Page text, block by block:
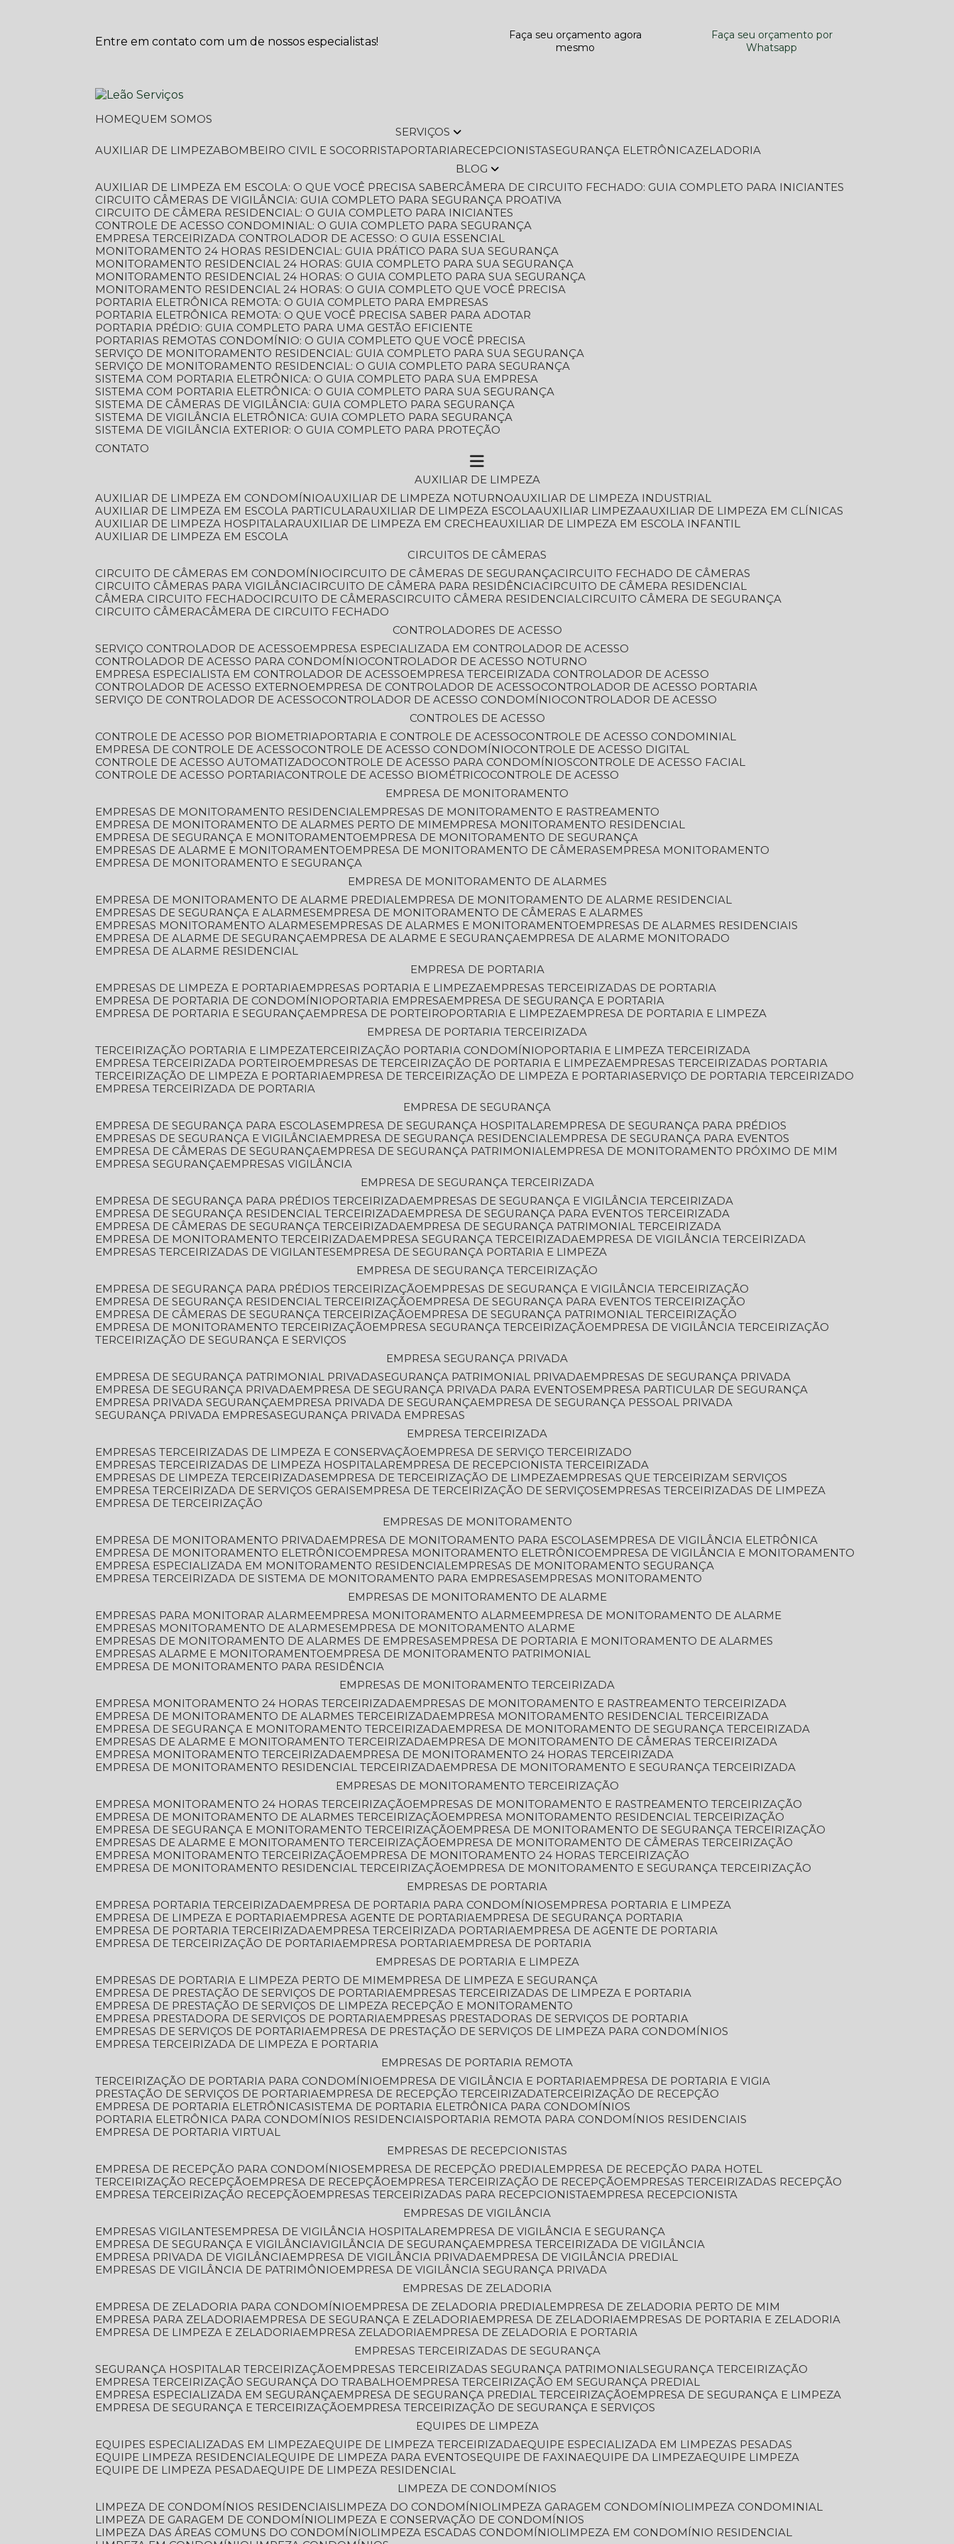
Entre em contato com um de nossos especialistas!
Faça seu orçamento agora
mesmo
Faça seu orçamento por
Whatsapp
HOME
QUEM SOMOS
SERVIÇOS
AUXILIAR DE LIMPEZA
BOMBEIRO CIVIL E SOCORRISTA PORTARIA RECEPCIONISTA SEGURANÇA ELETRÔNICA
ZELADORIA
BLOG
AUXILIAR DE LIMPEZA EM ESCOLA: O QUE VOCÊ PRECISA SABER
CÂMERA DE CIRCUITO FECHADO: GUIA COMPLETO PARA INICIANTES
CIRCUITO CÂMERAS DE VIGILÂNCIA: GUIA COMPLETO PARA SEGURANÇA PROATIVA
CIRCUITO DE CÂMERA RESIDENCIAL: O GUIA COMPLETO PARA INICIANTES
CONTROLE DE ACESSO CONDOMINIAL: O GUIA COMPLETO PARA SEGURANÇA
EMPRESA TERCEIRIZADA CONTROLADOR DE ACESSO: O GUIA ESSENCIAL
MONITORAMENTO 24 HORAS RESIDENCIAL: GUIA PRÁTICO PARA SUA SEGURANÇA
MONITORAMENTO RESIDENCIAL 24 HORAS: GUIA COMPLETO PARA SUA SEGURANÇA
MONITORAMENTO RESIDENCIAL 24 HORAS: O GUIA COMPLETO PARA SUA SEGURANÇA
MONITORAMENTO RESIDENCIAL 24 HORAS: O GUIA COMPLETO QUE VOCÊ PRECISA
PORTARIA ELETRÔNICA REMOTA: O GUIA COMPLETO PARA EMPRESAS
PORTARIA ELETRÔNICA REMOTA: O QUE VOCÊ PRECISA SABER PARA ADOTAR
PORTARIA PRÉDIO: GUIA COMPLETO PARA UMA GESTÃO EFICIENTE
PORTARIAS REMOTAS CONDOMÍNIO: O GUIA COMPLETO QUE VOCÊ PRECISA
SERVIÇO DE MONITORAMENTO RESIDENCIAL: GUIA COMPLETO PARA SUA SEGURANÇA
SERVIÇO DE MONITORAMENTO RESIDENCIAL: O GUIA COMPLETO PARA SEGURANÇA
SISTEMA COM PORTARIA ELETRÔNICA: O GUIA COMPLETO PARA SUA EMPRESA
SISTEMA COM PORTARIA ELETRÔNICA: O GUIA COMPLETO PARA SUA SEGURANÇA
SISTEMA DE CÂMERAS DE VIGILÂNCIA: GUIA COMPLETO PARA SEGURANÇA
SISTEMA DE VIGILÂNCIA ELETRÔNICA: GUIA COMPLETO PARA SEGURANÇA
SISTEMA DE VIGILÂNCIA EXTERIOR: O GUIA COMPLETO PARA PROTEÇÃO
CONTATO
AUXILIAR DE LIMPEZA
AUXILIAR DE LIMPEZA EM CONDOMÍNIO
AUXILIAR DE LIMPEZA NOTURNO
AUXILIAR DE LIMPEZA INDUSTRIAL
AUXILIAR DE LIMPEZA EM ESCOLA PARTICULAR
AUXILIAR DE LIMPEZA ESCOLA AUXILIAR LIMPEZA
AUXILIAR DE LIMPEZA EM CLÍNICAS
AUXILIAR DE LIMPEZA HOSPITALAR
AUXILIAR DE LIMPEZA EM CRECHE
AUXILIAR DE LIMPEZA EM ESCOLA INFANTIL
AUXILIAR DE LIMPEZA EM ESCOLA
CIRCUITOS DE CÂMERAS
CIRCUITO DE CÂMERAS EM CONDOMÍNIO
CIRCUITO DE CÂMERAS DE SEGURANÇA
CIRCUITO FECHADO DE CÂMERAS
CIRCUITO CÂMERAS PARA VIGILÂNCIA
CIRCUITO DE CÂMERA PARA RESIDÊNCIA
CIRCUITO DE CÂMERA RESIDENCIAL
CÂMERA CIRCUITO FECHADO
CIRCUITO DE CÂMERAS CIRCUITO CÂMERA RESIDENCIAL
CIRCUITO CÂMERA DE SEGURANÇA
CIRCUITO CÂMERA
CÂMERA DE CIRCUITO FECHADO
CONTROLADORES DE ACESSO
SERVIÇO CONTROLADOR DE ACESSO
EMPRESA ESPECIALIZADA EM CONTROLADOR DE ACESSO
CONTROLADOR DE ACESSO PARA CONDOMÍNIO
CONTROLADOR DE ACESSO NOTURNO
EMPRESA ESPECIALISTA EM CONTROLADOR DE ACESSO
EMPRESA TERCEIRIZADA CONTROLADOR DE ACESSO
CONTROLADOR DE ACESSO EXTERNO
EMPRESA DE CONTROLADOR DE ACESSO
CONTROLADOR DE ACESSO PORTARIA
SERVIÇO DE CONTROLADOR DE ACESSO
CONTROLADOR DE ACESSO CONDOMÍNIO
CONTROLADOR DE ACESSO
CONTROLES DE ACESSO
CONTROLE DE ACESSO POR BIOMETRIA
PORTARIA E CONTROLE DE ACESSO
CONTROLE DE ACESSO CONDOMINIAL
EMPRESA DE CONTROLE DE ACESSO
CONTROLE DE ACESSO CONDOMÍNIO
CONTROLE DE ACESSO DIGITAL
CONTROLE DE ACESSO AUTOMATIZADO
CONTROLE DE ACESSO PARA CONDOMÍNIOS
CONTROLE DE ACESSO FACIAL
CONTROLE DE ACESSO PORTARIA CONTROLE DE ACESSO BIOMÉTRICO
CONTROLE DE ACESSO
EMPRESA DE MONITORAMENTO
EMPRESAS DE MONITORAMENTO RESIDENCIAL
EMPRESAS DE MONITORAMENTO E RASTREAMENTO
EMPRESA DE MONITORAMENTO DE ALARMES PERTO DE MIM
EMPRESA MONITORAMENTO RESIDENCIAL
EMPRESA DE SEGURANÇA E MONITORAMENTO
EMPRESA DE MONITORAMENTO DE SEGURANÇA
EMPRESAS DE ALARME E MONITORAMENTO
EMPRESA DE MONITORAMENTO DE CÂMERAS
EMPRESA MONITORAMENTO
EMPRESA DE MONITORAMENTO E SEGURANÇA
EMPRESA DE MONITORAMENTO DE ALARMES
EMPRESA DE MONITORAMENTO DE ALARME PREDIAL
EMPRESA DE MONITORAMENTO DE ALARME RESIDENCIAL
EMPRESAS DE SEGURANÇA E ALARMES
EMPRESA DE MONITORAMENTO DE CÂMERAS E ALARMES
EMPRESAS MONITORAMENTO ALARMES
EMPRESAS DE ALARMES E MONITORAMENTO
EMPRESAS DE ALARMES RESIDENCIAIS
EMPRESA DE ALARME DE SEGURANÇA
EMPRESA DE ALARME E SEGURANÇA
EMPRESA DE ALARME MONITORADO
EMPRESA DE ALARME RESIDENCIAL
EMPRESA DE PORTARIA
EMPRESAS DE LIMPEZA E PORTARIA
EMPRESAS PORTARIA E LIMPEZA
EMPRESAS TERCEIRIZADAS DE PORTARIA
EMPRESA DE PORTARIA DE CONDOMÍNIO
PORTARIA EMPRESA
EMPRESA DE SEGURANÇA E PORTARIA
EMPRESA DE PORTARIA E SEGURANÇA
EMPRESA DE PORTEIRO PORTARIA E LIMPEZA
EMPRESA DE PORTARIA E LIMPEZA
EMPRESA DE PORTARIA TERCEIRIZADA
TERCEIRIZAÇÃO PORTARIA E LIMPEZA TERCEIRIZAÇÃO PORTARIA CONDOMÍNIO
PORTARIA E LIMPEZA TERCEIRIZADA
EMPRESA TERCEIRIZADA PORTEIRO
EMPRESAS DE TERCEIRIZAÇÃO DE PORTARIA E LIMPEZA
EMPRESAS TERCEIRIZADAS PORTARIA
TERCEIRIZAÇÃO DE LIMPEZA E PORTARIA
EMPRESA DE TERCEIRIZAÇÃO DE LIMPEZA E PORTARIA SERVIÇO DE PORTARIA TERCEIRIZADO
EMPRESA TERCEIRIZADA DE PORTARIA
EMPRESA DE SEGURANÇA
EMPRESA DE SEGURANÇA PARA ESCOLAS
EMPRESA DE SEGURANÇA HOSPITALAR
EMPRESA DE SEGURANÇA PARA PRÉDIOS
EMPRESAS DE SEGURANÇA E VIGILÂNCIA
EMPRESA DE SEGURANÇA RESIDENCIAL
EMPRESA DE SEGURANÇA PARA EVENTOS
EMPRESA DE CÂMERAS DE SEGURANÇA
EMPRESA DE SEGURANÇA PATRIMONIAL
EMPRESA DE MONITORAMENTO PRÓXIMO DE MIM
EMPRESA SEGURANÇA
EMPRESAS VIGILÂNCIA
EMPRESA DE SEGURANÇA TERCEIRIZADA
EMPRESA DE SEGURANÇA PARA PRÉDIOS TERCEIRIZADA
EMPRESAS DE SEGURANÇA E VIGILÂNCIA TERCEIRIZADA
EMPRESA DE SEGURANÇA RESIDENCIAL TERCEIRIZADA
EMPRESA DE SEGURANÇA PARA EVENTOS TERCEIRIZADA
EMPRESA DE CÂMERAS DE SEGURANÇA TERCEIRIZADA
EMPRESA DE SEGURANÇA PATRIMONIAL TERCEIRIZADA
EMPRESA DE MONITORAMENTO TERCEIRIZADA
EMPRESA SEGURANÇA TERCEIRIZADA
EMPRESA DE VIGILÂNCIA TERCEIRIZADA
EMPRESAS TERCEIRIZADAS DE VIGILANTES
EMPRESA DE SEGURANÇA PORTARIA E LIMPEZA
EMPRESA DE SEGURANÇA TERCEIRIZAÇÃO
EMPRESA DE SEGURANÇA PARA PRÉDIOS TERCEIRIZAÇÃO
EMPRESAS DE SEGURANÇA E VIGILÂNCIA TERCEIRIZAÇÃO
EMPRESA DE SEGURANÇA RESIDENCIAL TERCEIRIZAÇÃO
EMPRESA DE SEGURANÇA PARA EVENTOS TERCEIRIZAÇÃO
EMPRESA DE CÂMERAS DE SEGURANÇA TERCEIRIZAÇÃO
EMPRESA DE SEGURANÇA PATRIMONIAL TERCEIRIZAÇÃO
EMPRESA DE MONITORAMENTO TERCEIRIZAÇÃO
EMPRESA SEGURANÇA TERCEIRIZAÇÃO
EMPRESA DE VIGILÂNCIA TERCEIRIZAÇÃO
TERCEIRIZAÇÃO DE SEGURANÇA E SERVIÇOS
EMPRESA SEGURANÇA PRIVADA
EMPRESA DE SEGURANÇA PATRIMONIAL PRIVADA SEGURANÇA PATRIMONIAL PRIVADA
EMPRESAS DE SEGURANÇA PRIVADA
EMPRESA DE SEGURANÇA PRIVADA
EMPRESA DE SEGURANÇA PRIVADA PARA EVENTOS
EMPRESA PARTICULAR DE SEGURANÇA
EMPRESA PRIVADA SEGURANÇA
EMPRESA PRIVADA DE SEGURANÇA
EMPRESA DE SEGURANÇA PESSOAL PRIVADA
SEGURANÇA PRIVADA EMPRESA SEGURANÇA PRIVADA EMPRESAS
EMPRESA TERCEIRIZADA
EMPRESAS TERCEIRIZADAS DE LIMPEZA E CONSERVAÇÃO
EMPRESA DE SERVIÇO TERCEIRIZADO
EMPRESAS TERCEIRIZADAS DE LIMPEZA HOSPITALAR
EMPRESA DE RECEPCIONISTA TERCEIRIZADA
EMPRESAS DE LIMPEZA TERCEIRIZADAS
EMPRESA DE TERCEIRIZAÇÃO DE LIMPEZA
EMPRESAS QUE TERCEIRIZAM SERVIÇOS
EMPRESA TERCEIRIZADA DE SERVIÇOS GERAIS
EMPRESA DE TERCEIRIZAÇÃO DE SERVIÇOS
EMPRESAS TERCEIRIZADAS DE LIMPEZA
EMPRESA DE TERCEIRIZAÇÃO
EMPRESAS DE MONITORAMENTO
EMPRESA DE MONITORAMENTO PRIVADA
EMPRESA DE MONITORAMENTO PARA ESCOLAS
EMPRESA DE VIGILÂNCIA ELETRÔNICA
EMPRESA DE MONITORAMENTO ELETRÔNICO
EMPRESA MONITORAMENTO ELETRÔNICO
EMPRESA DE VIGILÂNCIA E MONITORAMENTO
EMPRESA ESPECIALIZADA EM MONITORAMENTO RESIDENCIAL
EMPRESAS DE MONITORAMENTO SEGURANÇA
EMPRESA TERCEIRIZADA DE SISTEMA DE MONITORAMENTO PARA EMPRESAS
EMPRESAS MONITORAMENTO
EMPRESAS DE MONITORAMENTO DE ALARME
EMPRESAS PARA MONITORAR ALARME
EMPRESA MONITORAMENTO ALARME
EMPRESA DE MONITORAMENTO DE ALARME
EMPRESAS MONITORAMENTO DE ALARMES
EMPRESA DE MONITORAMENTO ALARME
EMPRESAS DE MONITORAMENTO DE ALARMES DE EMPRESAS
EMPRESA DE PORTARIA E MONITORAMENTO DE ALARMES
EMPRESAS ALARME E MONITORAMENTO
EMPRESA DE MONITORAMENTO PATRIMONIAL
EMPRESA DE MONITORAMENTO PARA RESIDÊNCIA
EMPRESAS DE MONITORAMENTO TERCEIRIZADA
EMPRESA MONITORAMENTO 24 HORAS TERCEIRIZADA
EMPRESAS DE MONITORAMENTO E RASTREAMENTO TERCEIRIZADA
EMPRESA DE MONITORAMENTO DE ALARMES TERCEIRIZADA
EMPRESA MONITORAMENTO RESIDENCIAL TERCEIRIZADA
EMPRESA DE SEGURANÇA E MONITORAMENTO TERCEIRIZADA
EMPRESA DE MONITORAMENTO DE SEGURANÇA TERCEIRIZADA
EMPRESAS DE ALARME E MONITORAMENTO TERCEIRIZADA
EMPRESA DE MONITORAMENTO DE CÂMERAS TERCEIRIZADA
EMPRESA MONITORAMENTO TERCEIRIZADA
EMPRESA DE MONITORAMENTO 24 HORAS TERCEIRIZADA
EMPRESA DE MONITORAMENTO RESIDENCIAL TERCEIRIZADA
EMPRESA DE MONITORAMENTO E SEGURANÇA TERCEIRIZADA
EMPRESAS DE MONITORAMENTO TERCEIRIZAÇÃO
EMPRESA MONITORAMENTO 24 HORAS TERCEIRIZAÇÃO
EMPRESAS DE MONITORAMENTO E RASTREAMENTO TERCEIRIZAÇÃO
EMPRESA DE MONITORAMENTO DE ALARMES TERCEIRIZAÇÃO
EMPRESA MONITORAMENTO RESIDENCIAL TERCEIRIZAÇÃO
EMPRESA DE SEGURANÇA E MONITORAMENTO TERCEIRIZAÇÃO
EMPRESA DE MONITORAMENTO DE SEGURANÇA TERCEIRIZAÇÃO
EMPRESAS DE ALARME E MONITORAMENTO TERCEIRIZAÇÃO
EMPRESA DE MONITORAMENTO DE CÂMERAS TERCEIRIZAÇÃO
EMPRESA MONITORAMENTO TERCEIRIZAÇÃO
EMPRESA DE MONITORAMENTO 24 HORAS TERCEIRIZAÇÃO
EMPRESA DE MONITORAMENTO RESIDENCIAL TERCEIRIZAÇÃO
EMPRESA DE MONITORAMENTO E SEGURANÇA TERCEIRIZAÇÃO
EMPRESAS DE PORTARIA
EMPRESA PORTARIA TERCEIRIZADA
EMPRESA DE PORTARIA PARA CONDOMÍNIOS
EMPRESA PORTARIA E LIMPEZA
EMPRESA DE LIMPEZA E PORTARIA
EMPRESA AGENTE DE PORTARIA
EMPRESA DE SEGURANÇA PORTARIA
EMPRESA DE PORTARIA TERCEIRIZADA
EMPRESA TERCEIRIZADA PORTARIA
EMPRESA DE AGENTE DE PORTARIA
EMPRESA DE TERCEIRIZAÇÃO DE PORTARIA
EMPRESA PORTARIA
EMPRESA DE PORTARIA
EMPRESAS DE PORTARIA E LIMPEZA
EMPRESAS DE PORTARIA E LIMPEZA PERTO DE MIM
EMPRESA DE LIMPEZA E SEGURANÇA
EMPRESA DE PRESTAÇÃO DE SERVIÇOS DE PORTARIA
EMPRESAS TERCEIRIZADAS DE LIMPEZA E PORTARIA
EMPRESA DE PRESTAÇÃO DE SERVIÇOS DE LIMPEZA RECEPÇÃO E MONITORAMENTO
EMPRESA PRESTADORA DE SERVIÇOS DE PORTARIA
EMPRESAS PRESTADORAS DE SERVIÇOS DE PORTARIA
EMPRESAS DE SERVIÇOS DE PORTARIA
EMPRESA DE PRESTAÇÃO DE SERVIÇOS DE LIMPEZA PARA CONDOMÍNIOS
EMPRESA TERCEIRIZADA DE LIMPEZA E PORTARIA
EMPRESAS DE PORTARIA REMOTA
TERCEIRIZAÇÃO DE PORTARIA PARA CONDOMÍNIO
EMPRESA DE VIGILÂNCIA E PORTARIA
EMPRESA DE PORTARIA E VIGIA
PRESTAÇÃO DE SERVIÇOS DE PORTARIA
EMPRESA DE RECEPÇÃO TERCEIRIZADA TERCEIRIZAÇÃO DE RECEPÇÃO
EMPRESA DE PORTARIA ELETRÔNICA SISTEMA DE PORTARIA ELETRÔNICA PARA CONDOMÍNIOS
PORTARIA ELETRÔNICA PARA CONDOMÍNIOS RESIDENCIAIS
PORTARIA REMOTA PARA CONDOMÍNIOS RESIDENCIAIS
EMPRESA DE PORTARIA VIRTUAL
EMPRESAS DE RECEPCIONISTAS
EMPRESA DE RECEPÇÃO PARA CONDOMÍNIOS
EMPRESA DE RECEPÇÃO PREDIAL
EMPRESA DE RECEPÇÃO PARA HOTEL
TERCEIRIZAÇÃO RECEPÇÃO
EMPRESA DE RECEPÇÃO EMPRESA TERCEIRIZAÇÃO DE RECEPÇÃO
EMPRESAS TERCEIRIZADAS RECEPÇÃO
EMPRESA TERCEIRIZAÇÃO RECEPÇÃO
EMPRESAS TERCEIRIZADAS PARA RECEPCIONISTA
EMPRESA RECEPCIONISTA
EMPRESAS DE VIGILÂNCIA
EMPRESAS VIGILANTES
EMPRESA DE VIGILÂNCIA HOSPITALAR
EMPRESA DE VIGILÂNCIA E SEGURANÇA
EMPRESA DE SEGURANÇA E VIGILÂNCIA VIGILÂNCIA DE SEGURANÇA
EMPRESA TERCEIRIZADA DE VIGILÂNCIA
EMPRESA PRIVADA DE VIGILÂNCIA
EMPRESA DE VIGILÂNCIA PRIVADA
EMPRESA DE VIGILÂNCIA PREDIAL
EMPRESAS DE VIGILÂNCIA DE PATRIMÔNIO
EMPRESA DE VIGILÂNCIA SEGURANÇA PRIVADA
EMPRESAS DE ZELADORIA
EMPRESA DE ZELADORIA PARA CONDOMÍNIO
EMPRESA DE ZELADORIA PREDIAL
EMPRESA DE ZELADORIA PERTO DE MIM
EMPRESA PARA ZELADORIA
EMPRESA DE SEGURANÇA E ZELADORIA EMPRESA DE ZELADORIA
EMPRESAS DE PORTARIA E ZELADORIA
EMPRESA DE LIMPEZA E ZELADORIA
EMPRESA ZELADORIA
EMPRESA DE ZELADORIA E PORTARIA
EMPRESAS TERCEIRIZADAS DE SEGURANÇA
SEGURANÇA HOSPITALAR TERCEIRIZAÇÃO
EMPRESAS TERCEIRIZADAS SEGURANÇA PATRIMONIAL SEGURANÇA TERCEIRIZAÇÃO
EMPRESA TERCEIRIZAÇÃO SEGURANÇA DO TRABALHO
EMPRESA TERCEIRIZAÇÃO EM SEGURANÇA PREDIAL
EMPRESA ESPECIALIZADA EM SEGURANÇA
EMPRESA DE SEGURANÇA PREDIAL TERCEIRIZAÇÃO
EMPRESA DE SEGURANÇA E LIMPEZA
EMPRESA DE SEGURANÇA E TERCEIRIZAÇÃO
EMPRESA TERCEIRIZAÇÃO DE SEGURANÇA E SERVIÇOS
EQUIPES DE LIMPEZA
EQUIPES ESPECIALIZADAS EM LIMPEZA EQUIPE DE LIMPEZA TERCEIRIZADA EQUIPE ESPECIALIZADA EM LIMPEZAS PESADAS
EQUIPE LIMPEZA RESIDENCIAL EQUIPE DE LIMPEZA PARA EVENTOS EQUIPE DE FAXINA EQUIPE DA LIMPEZA EQUIPE LIMPEZA
EQUIPE DE LIMPEZA PESADA EQUIPE DE LIMPEZA RESIDENCIAL
LIMPEZA DE CONDOMÍNIOS
LIMPEZA DE CONDOMÍNIOS RESIDENCIAIS
LIMPEZA DO CONDOMÍNIO LIMPEZA GARAGEM CONDOMÍNIO
LIMPEZA CONDOMINIAL
LIMPEZA DE GARAGEM DE CONDOMÍNIO
LIMPEZA E CONSERVAÇÃO DE CONDOMÍNIOS
LIMPEZA DAS ÁREAS COMUNS DO CONDOMÍNIO
LIMPEZA ESCADAS CONDOMÍNIO
LIMPEZA EM CONDOMÍNIO RESIDENCIAL